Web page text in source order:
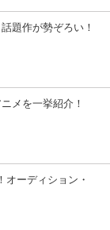
題作が勢ぞろい！
メを一挙紹介！
オーディション・